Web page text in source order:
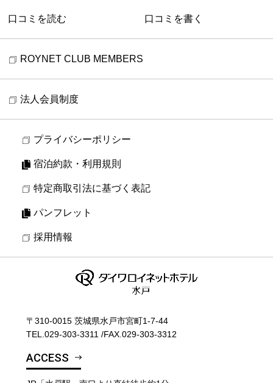
口コミを読む 口コミを書く
ROYNET CLUB MEMBERS
法人会員制度
プライバシーポリシー
宿泊約款・利用規則
特定商取引法に基づく表記
パンフレット
採用情報
〒310-0015 茨城県水戸市宮町1-7-44
TEL.029-303-3311 /FAX.029-303-3312
ACCESS